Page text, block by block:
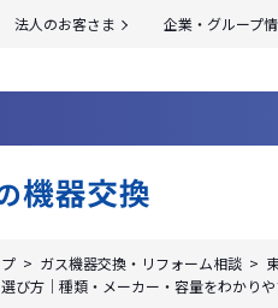
法人のお客さま 企業・グループ
ガス機器交換・リフォーム相談
び方｜種類・メーカー・容量をわかり